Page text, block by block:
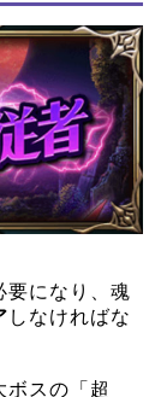
要になり、魂
しなければな
ボスの「超